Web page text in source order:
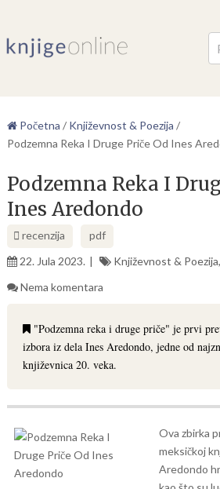
Početna / Književnost & Poezija /
Podzemna Reka I Druge Priče Od Ines
Podzemna Reka I
Ines Aredondo
recenzija
pdf
22. Jula 2023.
Književnost & Poezija,
Nema komentara
"Podzemna reka i druge priče" je prvi
izbora iz dela Ines Aredondo, jedne od
književnica 20. veka.
Ova zbirka
meksičkoj
Aredondo